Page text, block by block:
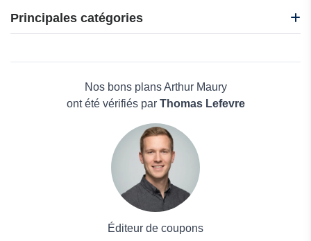
BGASC
Principales catégories
Maison & Jardin
Boissons
Nos bons plans Arthur Maury
ont été vérifiés par Thomas Lefevre
Éditeur de coupons